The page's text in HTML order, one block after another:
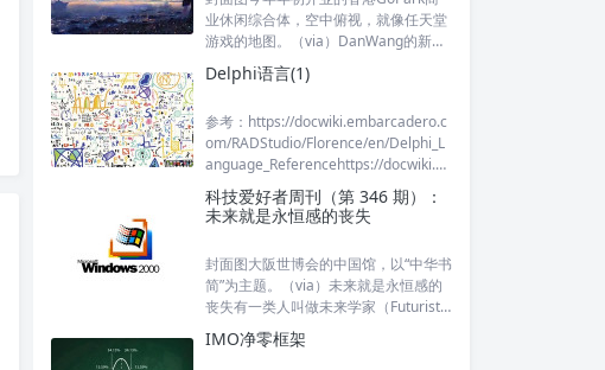
业休闲综合体，空中俯视，就像任天堂
游戏的地图。（via）DanWang的新书
DanWang（我不知道他的中文名），7
岁随家人移民北美，现在是知名的经济
究员。他对中国问题
Delphi语言(1)
参考：https://docwiki.embarcadero.c
om/RADStudio/Florence/en/Delphi_L
anguage_Referencehttps://docwiki.e
mbarcadero.com/RADStu
科技爱好者周刊（第 346 期）：
未来就是永恒感的丧失
封面图大阪世博会的中国馆，以“中华书
简”为主题。（via）未来就是永恒感的
丧失有一类人叫做未来学家（Futurist
s），专门研究未来。这类人通常很快
被忘记，因为他们的预测基本不准。就
IMO净零框架